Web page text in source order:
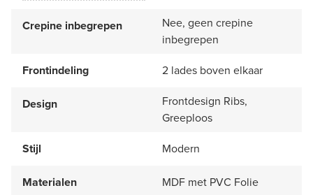
Crepine inbegrepen
Nee, geen crepine
inbegrepen
Frontindeling
2 lades boven elkaar
Design
Frontdesign Ribs,
Greeploos
Stijl
Modern
Materialen MDF met PVC Folie